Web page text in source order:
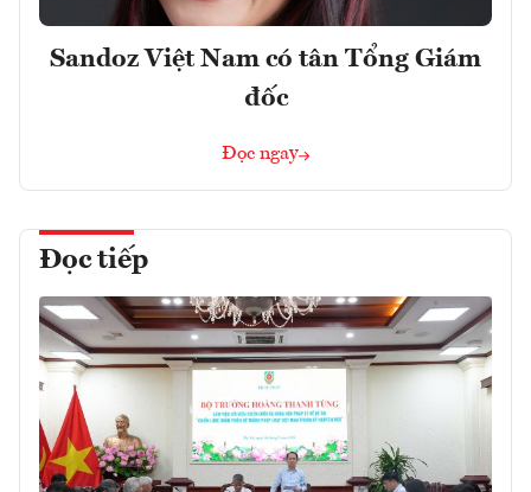
Sandoz Việt Nam có tân Tổng Giám
đốc
Đọc ngay
Đọc tiếp